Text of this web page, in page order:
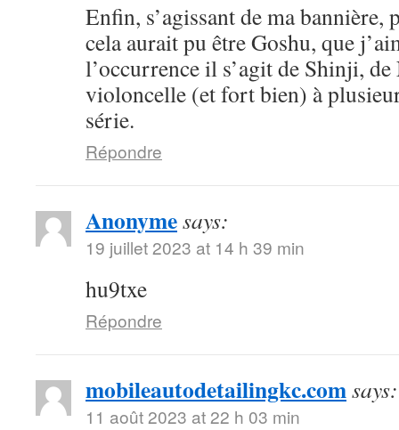
Enfin, s’agissant de ma
cela aurait pu être Goshu, que
l’occurrence il s’agit de Shinji,
violoncelle (et fort bien) à
série.
Répondre
Anonymesays:
19 juillet 2023 at 14 h 39 min
hu9txe
Répondre
mobileautodetailingkc.comsays:
11 août 2023 at 22 h 03 min